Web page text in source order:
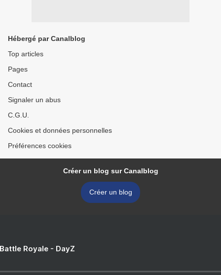
Hébergé par Canalblog
Top articles
Pages
Contact
Signaler un abus
C.G.U.
Cookies et données personnelles
Préférences cookies
Créer un blog sur Canalblog
Créer un blog
Royale - DayZ